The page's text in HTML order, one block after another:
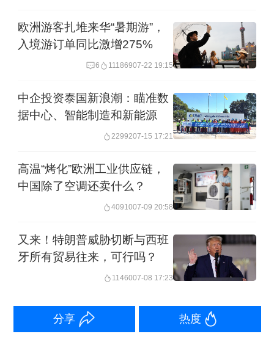
此图来自网络截图。
欧洲游客扎堆来华“暑期游”，
入境游订单同比激增275%
6 11186907-22 19:15
中企投资泰国新浪潮：瞄准数
据中心、智能制造和新能源
2299207-15 17:21
高温“烤化”欧洲工业供应链，
中国除了空调还卖什么？
4091007-09 20:58
又来！特朗普威胁切断与西班
牙所有贸易往来，可行吗？
1146007-08 17:23
分享 热度